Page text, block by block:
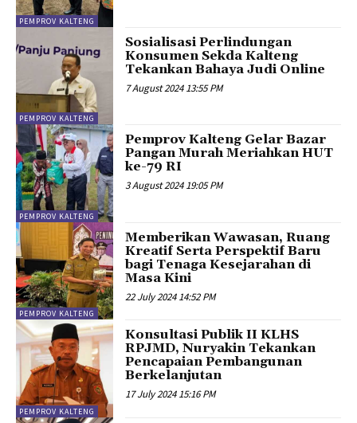
PEMPROV KALTENG
PEMPROV KALTENG
Sosialisasi Perlindungan
Konsumen Sekda Kalteng
Tekankan Bahaya Judi Online
7 August 2024 13:55 PM
PEMPROV KALTENG
Pemprov Kalteng Gelar Bazar
Pangan Murah Meriahkan HUT
ke-79 RI
3 August 2024 19:05 PM
PEMPROV KALTENG
Memberikan Wawasan, Ruang
Kreatif Serta Perspektif Baru
bagi Tenaga Kesejarahan di
Masa Kini
22 July 2024 14:52 PM
PEMPROV KALTENG
Konsultasi Publik II KLHS
RPJMD, Nuryakin Tekankan
Pencapaian Pembangunan
Berkelanjutan
17 July 2024 15:16 PM